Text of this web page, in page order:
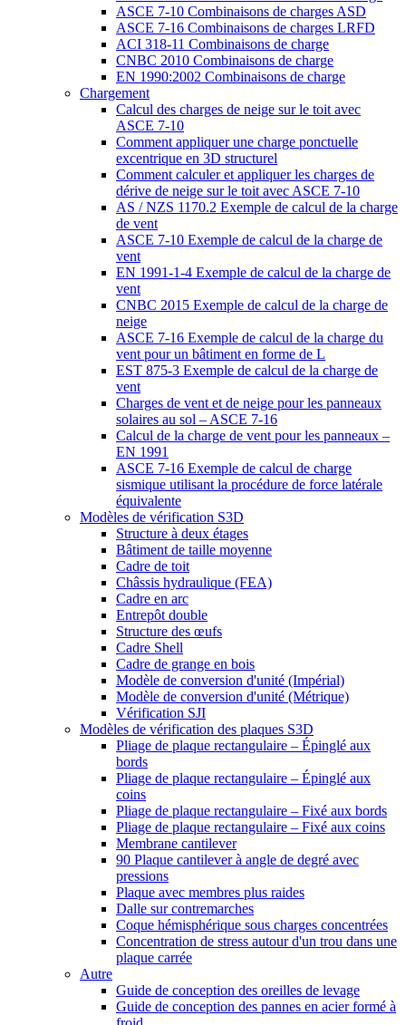
ASCE 7-10 Combinaisons de charges ASD
ASCE 7-16 Combinaisons de charges LRFD
ACI 318-11 Combinaisons de charge
CNBC 2010 Combinaisons de charge
EN 1990:2002 Combinaisons de charge
Chargement
Calcul des charges de neige sur le toit avec
ASCE 7-10
Comment appliquer une charge ponctuelle
excentrique en 3D structurel
Comment calculer et appliquer les charges de
dérive de neige sur le toit avec ASCE 7-10
AS / NZS 1170.2 Exemple de calcul de la charge
de vent
ASCE 7-10 Exemple de calcul de la charge de
vent
EN 1991-1-4 Exemple de calcul de la charge de
vent
CNBC 2015 Exemple de calcul de la charge de
neige
ASCE 7-16 Exemple de calcul de la charge du
vent pour un bâtiment en forme de L
EST 875-3 Exemple de calcul de la charge de
vent
Charges de vent et de neige pour les panneaux
solaires au sol – ASCE 7-16
Calcul de la charge de vent pour les panneaux –
EN 1991
ASCE 7-16 Exemple de calcul de charge
sismique utilisant la procédure de force latérale
équivalente
Modèles de vérification S3D
Structure à deux étages
Bâtiment de taille moyenne
Cadre de toit
Châssis hydraulique (FEA)
Cadre en arc
Entrepôt double
Structure des œufs
Cadre Shell
Cadre de grange en bois
Modèle de conversion d'unité (Impérial)
Modèle de conversion d'unité (Métrique)
Vérification SJI
Modèles de vérification des plaques S3D
Pliage de plaque rectangulaire – Épinglé aux
bords
Pliage de plaque rectangulaire – Épinglé aux
coins
Pliage de plaque rectangulaire – Fixé aux bords
Pliage de plaque rectangulaire – Fixé aux coins
Membrane cantilever
90 Plaque cantilever à angle de degré avec
pressions
Plaque avec membres plus raides
Dalle sur contremarches
Coque hémisphérique sous charges concentrées
Concentration de stress autour d'un trou dans une
plaque carrée
Autre
Guide de conception des oreilles de levage
Guide de conception des pannes en acier formé à